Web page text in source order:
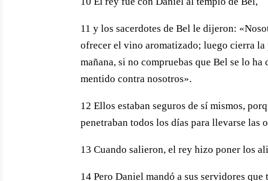
11 y los sacerdotes de Bel le dijeron:
ofrecer el vino aromatizado; luego cierra
mañana, si no compruebas que Bel se lo
mentido contra nosotros».
12 Ellos estaban seguros de sí mismos,
penetraban todos los días para llevarse las
13 Cuando salieron, el rey hizo poner los
14 Pero Daniel mandó a sus servidores